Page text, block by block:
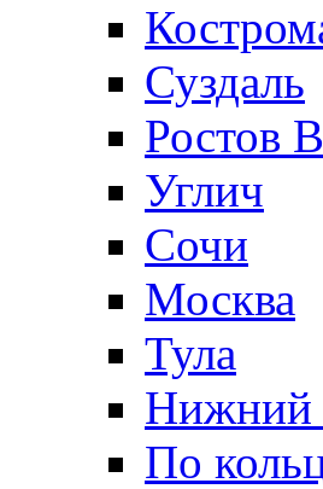
Суздаль
Ростов
Углич
Сочи
Москва
Тула
Нижний
По